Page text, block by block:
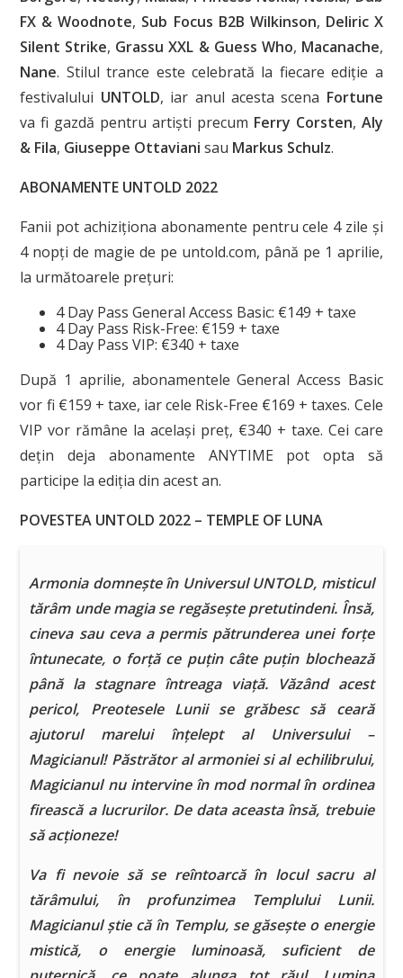
FX & Woodnote, Sub Focus B2B Wilkinson, Deliric X
Silent Strike, Grassu XXL & Guess Who, Macanache,
Nane. Stilul trance este celebrată la fiecare ediție a
festivalului UNTOLD, iar anul acesta scena Fortune
va fi gazdă pentru artiști precum Ferry Corsten, Aly
& Fila, Giuseppe Ottaviani sau Markus Schulz.
ABONAMENTE UNTOLD 2022
Fanii pot achiziționa abonamente pentru cele 4 zile și
4 nopți de magie de pe untold.com, până pe 1 aprilie,
la următoarele prețuri:
4 Day Pass General Access Basic: €149 + taxe
4 Day Pass Risk-Free: €159 + taxe
4 Day Pass VIP: €340 + taxe
După 1 aprilie, abonamentele General Access Basic
vor fi €159 + taxe, iar cele Risk-Free €169 + taxes. Cele
VIP vor rămâne la același preț, €340 + taxe. Cei care
dețin deja abonamente ANYTIME pot opta să
participe la ediția din acest an.
POVESTEA UNTOLD 2022 – TEMPLE OF LUNA
Armonia domnește în Universul UNTOLD, misticul
tărâm unde magia se regăsește pretutindeni. Însă,
cineva sau ceva a permis pătrunderea unei forțe
întunecate, o forță ce puțin câte puțin blochează
până la stagnare întreaga viață. Văzând acest
pericol, Preotesele Lunii se grăbesc să ceară
ajutorul marelui înțelept al Universului –
Magicianul! Păstrător al armoniei si al echilibrului,
Magicianul nu intervine în mod normal în ordinea
firească a lucrurilor. De data aceasta însă, trebuie
să acționeze!
Va fi nevoie să se reîntoarcă în locul sacru al
tărâmului, în profunzimea Templului Lunii.
Magicianul știe că în Templu, se găsește o energie
mistică, o energie luminoasă, suficient de